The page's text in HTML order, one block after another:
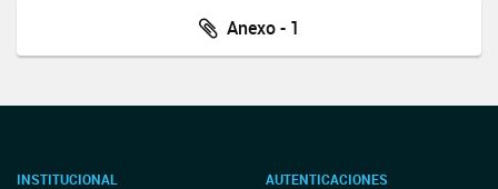
Anexo - 1
INSTITUCIONAL AUTENTICACIONES